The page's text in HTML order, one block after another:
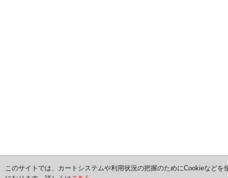
このサイトでは、カートシステムや利用状況の把握のためにCookieなど